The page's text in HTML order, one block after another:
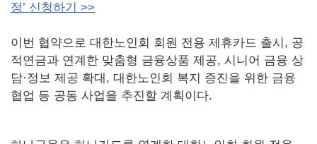
정’ 신청하기 >>
이번 협약으로 대한노인회 회원 전용 제휴카드 출시, 공
적연금과 연계한 맞춤형 금융상품 제공, 시니어 금융 상
담·정보 제공 확대, 대한노인회 복지 증진을 위한 금융
협업 등 공동 사업을 추진할 계획이다.